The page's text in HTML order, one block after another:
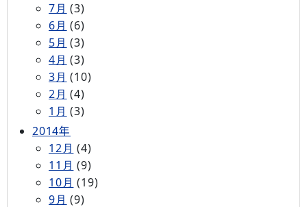
7月 (3)
6月 (6)
5月 (3)
4月 (3)
3月 (10)
2月 (4)
1月 (3)
2014年
12月 (4)
11月 (9)
10月 (19)
9月 (9)